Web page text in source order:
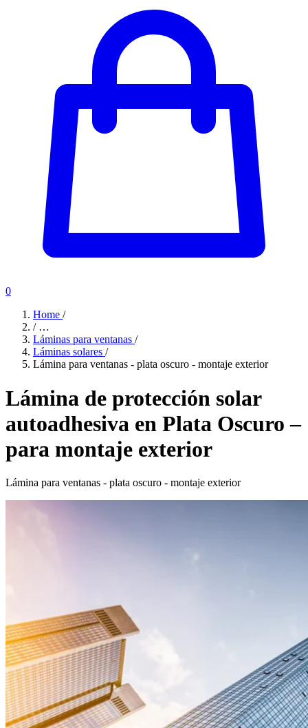
0
Home /
/ …
Láminas para ventanas /
Láminas solares /
Lámina para ventanas - plata oscuro - montaje exterior
Lámina de protección solar
autoadhesiva en Plata Oscuro –
para montaje exterior
Lámina para ventanas - plata oscuro - montaje exterior